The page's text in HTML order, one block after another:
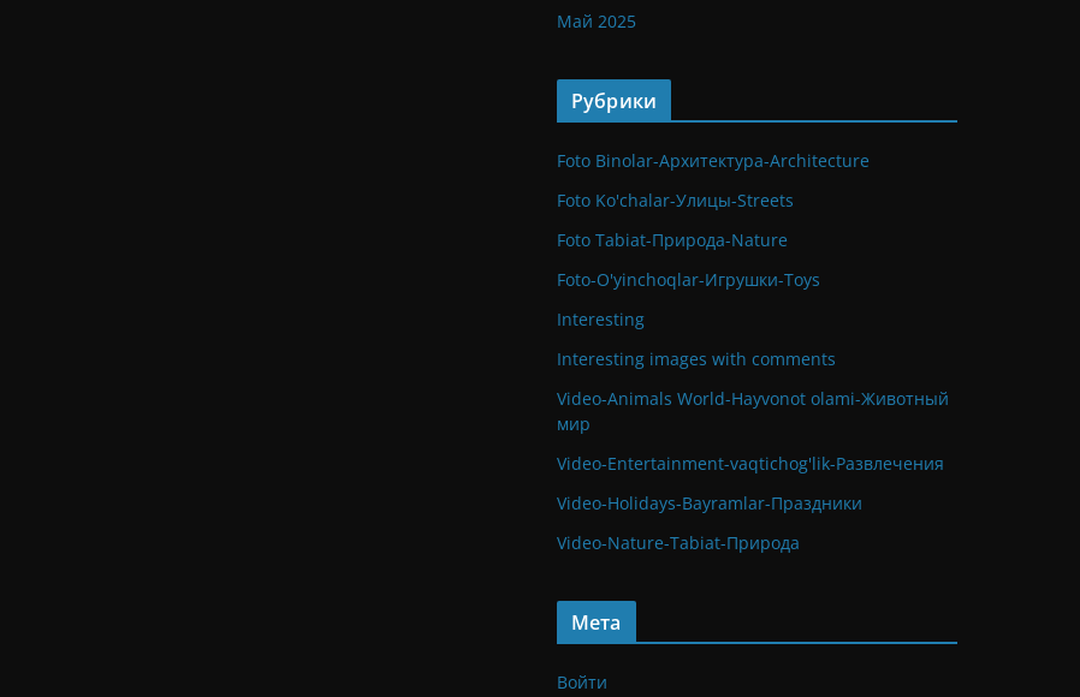
Май 2025
Рубрики
Foto Binolar-Архитектура-Architecture
Foto Ko'chalar-Улицы-Streets
Foto Tabiat-Природа-Nature
Foto-O'yinchoqlar-Игрушки-Toys
Interesting
Interesting images with comments
Video-Animals World-Hayvonot olami-Животный
мир
Video-Entertainment-vaqtichog'lik-Развлечения
Video-Holidays-Bayramlar-Праздники
Video-Nature-Tabiat-Природа
Мета
Войти